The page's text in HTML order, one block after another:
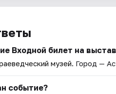
Входной билет на
музей. Город —
событие?